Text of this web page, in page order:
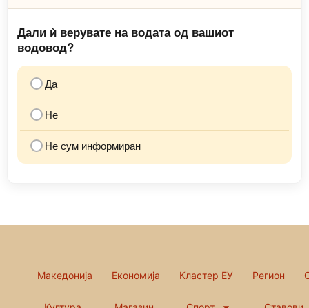
Дали ѝ верувате на водата од вашиот
водовод?
Да
Не
Не сум информиран
Македонија Економија Кластер ЕУ Регион